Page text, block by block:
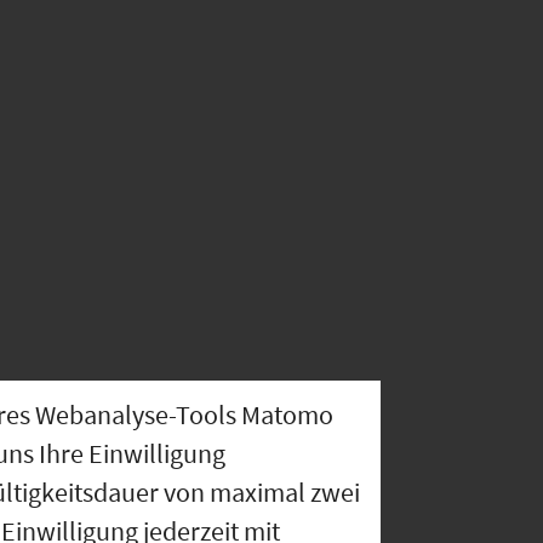
Webanalyse-Tools Matomo
Ihre Einwilligung
von maximal zwei
jederzeit mit